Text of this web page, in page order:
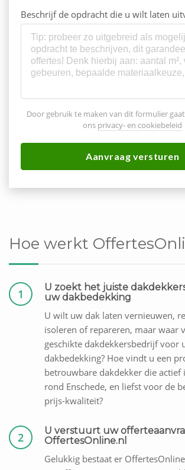
Beschrijf de opdracht die u wilt laten
Door gebruik te maken van dit formulier
ons privacy- en cookiebeleid
Aanvraag versturen
Hoe werkt
1
U zoekt het juiste
uw dakbedekking
U wilt uw dak laten vernieuwen,
isoleren of repareren, maar waar
geschikte dakdekkersbedrijf voor
dakbedekking? Hoe vindt u een
betrouwbare dakdekker die actief
rond Enschede, en liefst voor de
prijs-kwaliteit?
2
U verstuurt uw
OffertesOnline.nl
Gelukkig bestaat er